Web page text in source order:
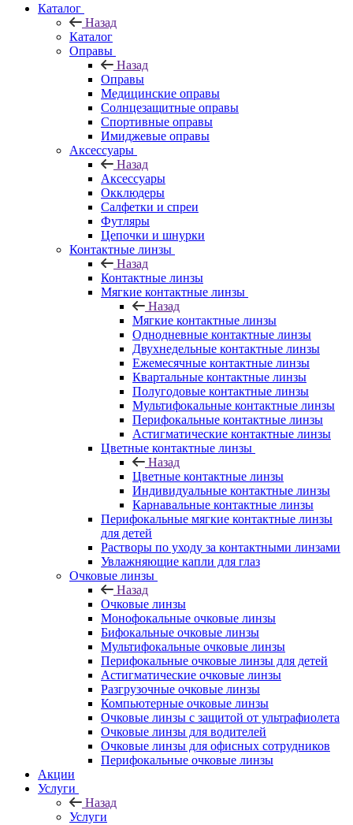
Каталог
Назад
Каталог
Оправы
Назад
Оправы
Медицинские оправы
Солнцезащитные оправы
Спортивные оправы
Имиджевые оправы
Аксессуары
Назад
Аксессуары
Окклюдеры
Салфетки и спреи
Футляры
Цепочки и шнурки
Контактные линзы
Назад
Контактные линзы
Мягкие контактные линзы
Назад
Мягкие контактные линзы
Однодневные контактные линзы
Двухнедельные контактные линзы
Ежемесячные контактные линзы
Квартальные контактные линзы
Полугодовые контактные линзы
Мультифокальные контактные линзы
Перифокальные контактные линзы
Астигматические контактные линзы
Цветные контактные линзы
Назад
Цветные контактные линзы
Индивидуальные контактные линзы
Карнавальные контактные линзы
Перифокальные мягкие контактные линзы
для детей
Растворы по уходу за контактными линзами
Увлажняющие капли для глаз
Очковые линзы
Назад
Очковые линзы
Монофокальные очковые линзы
Бифокальные очковые линзы
Мультифокальные очковые линзы
Перифокальные очковые линзы для детей
Астигматические очковые линзы
Разгрузочные очковые линзы
Компьютерные очковые линзы
Очковые линзы с защитой от ультрафиолета
Очковые линзы для водителей
Очковые линзы для офисных сотрудников
Перифокальные очковые линзы
Акции
Услуги
Назад
Услуги